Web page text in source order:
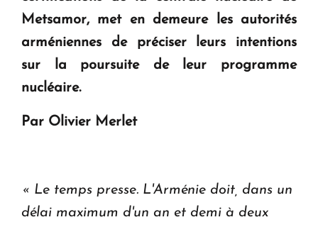
ouvrira ses portes à Dilijan
Metsamor, met en demeure les autorités
arméniennes de préciser leurs intentions
sur la poursuite de leur programme
nucléaire.
Par Olivier Merlet
« Le temps presse. L'Arménie doit, dans un
délai maximum d'un an et demi à deux